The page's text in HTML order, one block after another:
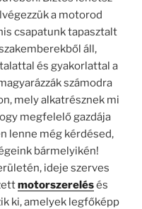
a motorod
csapatunk tapasztalt
áll,
és gyakorlattal a
számodra
mely alkatrésznek mi
megfelelő gazdája
lenne még kérdésed,
bármelyikén!
ideje szerves
motorszerelésés
ki, amelyek legfőképp